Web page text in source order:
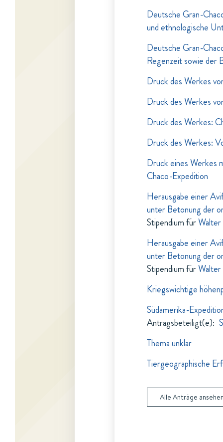
Deutsche Gran-
und ethnologische
Deutsche Gran-
Regenzeit sowie der
Druck des Werkes
Druck des Werkes
Druck des Werkes:
Druck des Werkes:
Druck eines Werkes
Chaco-Expedition
Herausgabe einer
unter Betonung der
Stipendium für
Herausgabe einer
unter Betonung der
Stipendium für
Kriegswichtige
Südamerika-
Antragsbeteiligt(e):
Thema unklar
Tiergeographische
Alle Anträge